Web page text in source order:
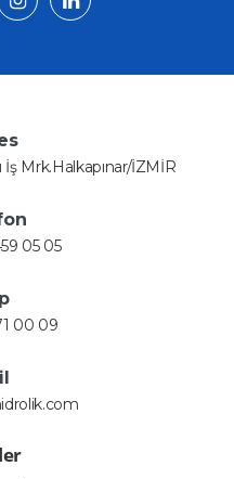
Mrk.Halkapınar/İZMİR
05 05
00 09